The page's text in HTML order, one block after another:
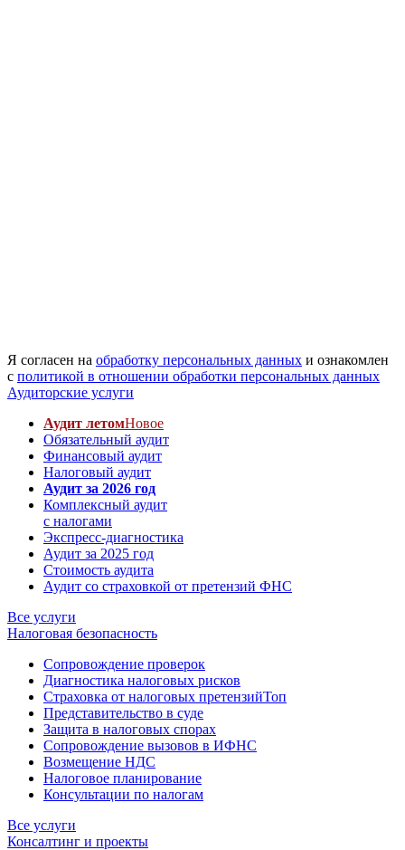
Я согласен на обработку персональных данных и ознакомлен
с политикой в отношении обработки персональных данных
Аудиторские услуги
Аудит летомНовое
Обязательный аудит
Финансовый аудит
Налоговый аудит
Аудит за 2026 год
Комплексный аудит
с налогами
Экспресс-диагностика
Аудит за 2025 год
Стоимость аудита
Аудит со страховкой от претензий ФНС
Все услуги
Налоговая безопасность
Сопровождение проверок
Диагностика налоговых рисков
Страховка от налоговых претензийТоп
Представительство в суде
Защита в налоговых спорах
Сопровождение вызовов в ИФНС
Возмещение НДС
Налоговое планирование
Консультации по налогам
Все услуги
Консалтинг и проекты